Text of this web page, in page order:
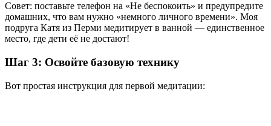
Совет: поставьте телефон на «Не беспокоить» и предупредите
домашних, что вам нужно «немного личного времени». Моя
подруга Катя из Перми медитирует в ванной — единственное
место, где дети её не достают!
Шаг 3: Освойте базовую технику
Вот простая инструкция для первой медитации: